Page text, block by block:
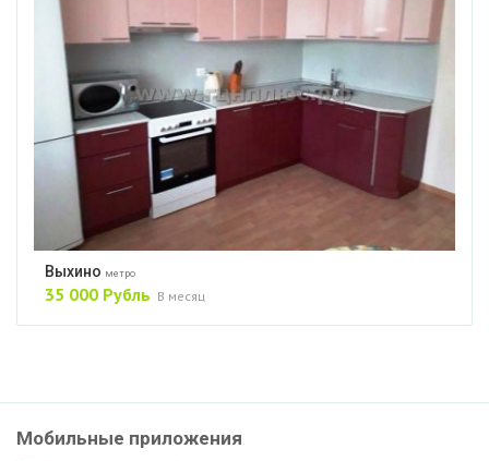
Выхино метро
35 000 Рубль В месяц
Мобильные приложения